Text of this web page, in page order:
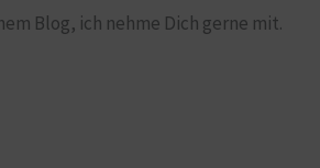
Blog, ich nehme Dich gerne mit.